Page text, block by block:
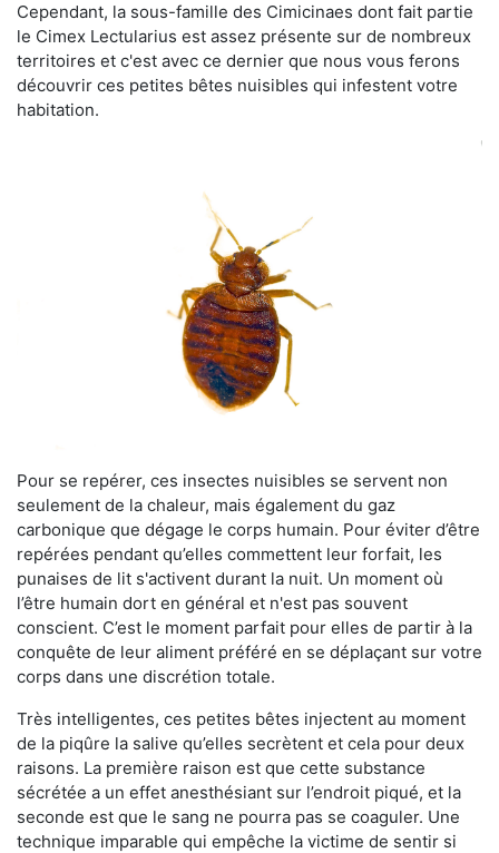
Cependant, la sous-famille des Cimicinaes dont fait partie
le Cimex Lectularius est assez présente sur de nombreux
territoires et c'est avec ce dernier que nous vous ferons
découvrir ces petites bêtes nuisibles qui infestent votre
habitation.
Pour se repérer, ces insectes nuisibles se servent non
seulement de la chaleur, mais également du gaz
carbonique que dégage le corps humain. Pour éviter d’être
repérées pendant qu’elles commettent leur forfait, les
punaises de lit s'activent durant la nuit. Un moment où
l’être humain dort en général et n'est pas souvent
conscient. C’est le moment parfait pour elles de partir à la
conquête de leur aliment préféré en se déplaçant sur votre
corps dans une discrétion totale.
Très intelligentes, ces petites bêtes injectent au moment
de la piqûre la salive qu’elles secrètent et cela pour deux
raisons. La première raison est que cette substance
sécrétée a un effet anesthésiant sur l’endroit piqué, et la
seconde est que le sang ne pourra pas se coaguler. Une
technique imparable qui empêche la victime de sentir si